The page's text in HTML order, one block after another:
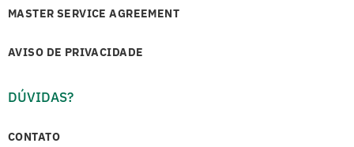
MASTER SERVICE AGREEMENT
AVISO DE PRIVACIDADE
DÚVIDAS?
CONTATO